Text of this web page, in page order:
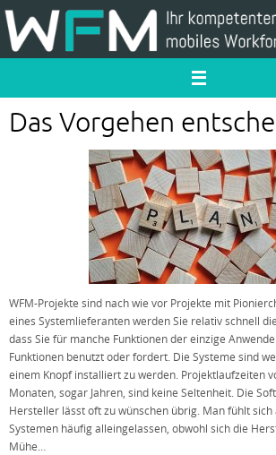
Zum
Inhalt
springen
Das Vorgehen
WFM-Projekte sind nach wie vor Projekte mit
eines Systemlieferanten werden Sie relativ schnell
dass Sie für manche Funktionen der einzige
Funktionen benutzt oder fordert. Die Systeme sind
einem Knopf installiert zu werden. Projektlaufzeiten
Monaten, sogar Jahren, sind keine Seltenheit. Die
Hersteller lässt oft zu wünschen übrig. Man fühlt sich
Systemen häufig alleingelassen, obwohl sich die
Mühe…